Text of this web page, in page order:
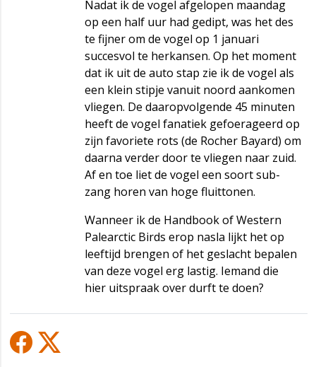
Nadat ik de vogel afgelopen maandag
op een half uur had gedipt, was het des
te fijner om de vogel op 1 januari
succesvol te herkansen. Op het moment
dat ik uit de auto stap zie ik de vogel als
een klein stipje vanuit noord aankomen
vliegen. De daaropvolgende 45 minuten
heeft de vogel fanatiek gefoerageerd op
zijn favoriete rots (de Rocher Bayard) om
daarna verder door te vliegen naar zuid.
Af en toe liet de vogel een soort sub-
zang horen van hoge fluittonen.
Wanneer ik de Handbook of Western
Palearctic Birds erop nasla lijkt het op
leeftijd brengen of het geslacht bepalen
van deze vogel erg lastig. Iemand die
hier uitspraak over durft te doen?